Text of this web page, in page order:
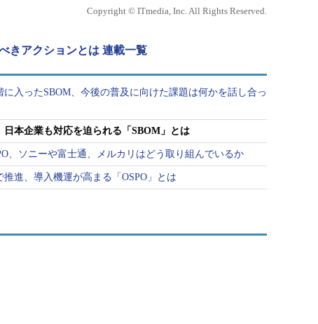
Copyright © ITmedia, Inc. All Rights Reserved.
きアクションとは 連載一覧
に入ったSBOM、今後の普及に向けた課題は何かを話し合っ
本企業も対応を迫られる「SBOM」とは
、ソニーや富士通、メルカリはどう取り組んでいるか
進、導入機運が高まる「OSPO」とは